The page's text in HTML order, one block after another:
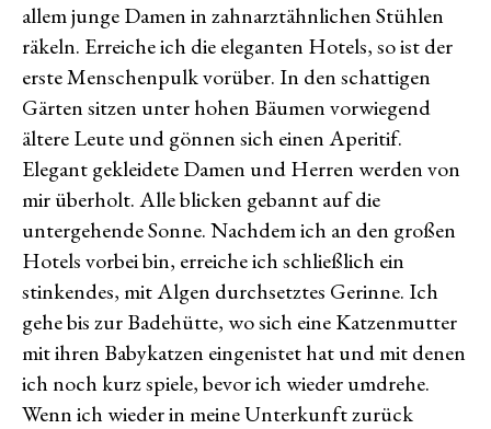
allem junge Damen in zahnarztähnlichen Stühlen
räkeln. Erreiche ich die eleganten Hotels, so ist der
erste Menschenpulk vorüber. In den schattigen
Gärten sitzen unter hohen Bäumen vorwiegend
ältere Leute und gönnen sich einen Aperitif.
Elegant gekleidete Damen und Herren werden von
mir überholt. Alle blicken gebannt auf die
untergehende Sonne. Nachdem ich an den großen
Hotels vorbei bin, erreiche ich schließlich ein
stinkendes, mit Algen durchsetztes Gerinne. Ich
gehe bis zur Badehütte, wo sich eine Katzenmutter
mit ihren Babykatzen eingenistet hat und mit denen
ich noch kurz spiele, bevor ich wieder umdrehe.
Wenn ich wieder in meine Unterkunft zurück